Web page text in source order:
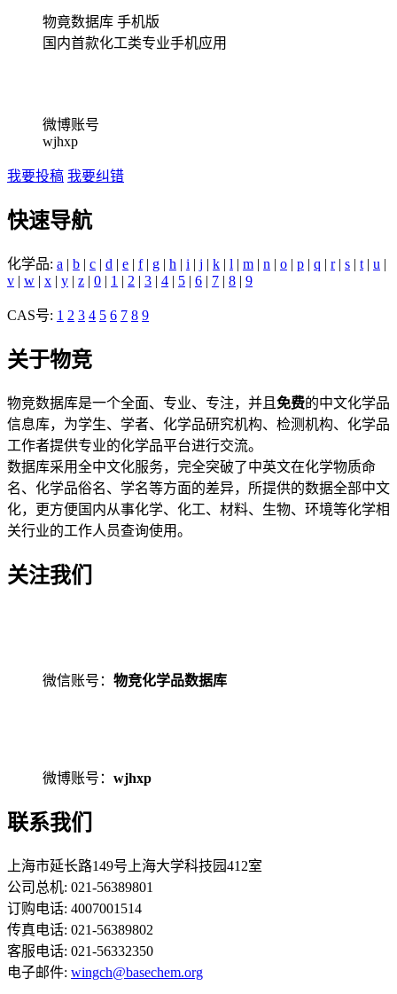
物竟数据库 手机版
国内首款化工类专业手机应用
微博账号
wjhxp
我要投稿 我要纠错
快速导航
化学品: a | b | c | d | e | f| g | h | i | j | k | l | m | n | o | p | q | r| s | t | u |
v | w | x | y | z | 0 | 1 | 2 | 3 | 4 | 5 | 6 | 7 | 8 | 9
CAS号: 1 2 3 4 5 6 7 8 9
关于物竞
物竞数据库是一个全面、专业、专注，并且 免费的中文化学品
信息库，为学生、学者、化学品研究机构、检测机构、化学品
工作者提供专业的化学品平台进行交流。
数据库采用全中文化服务，完全突破了中英文在化学物质命
名、化学品俗名、学名等方面的差异，所提供的数据全部中文
化，更方便国内从事化学、化工、材料、生物、环境等化学相
关行业的工作人员查询使用。
关注我们
微信账号： 物竞化学品数据库
微博账号： wjhxp
联系我们
上海市延长路149号上海大学科技园412室
公司总机: 021-56389801
订购电话: 4007001514
传真电话: 021-56389802
客服电话: 021-56332350
电子邮件: wingch@basechem.org